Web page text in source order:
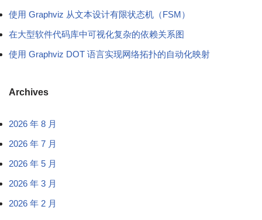
使用 Graphviz 从文本设计有限状态机（FSM）
在大型软件代码库中可视化复杂的依赖关系图
使用 Graphviz DOT 语言实现网络拓扑的自动化映射
Archives
2026 年 8 月
2026 年 7 月
2026 年 5 月
2026 年 3 月
2026 年 2 月